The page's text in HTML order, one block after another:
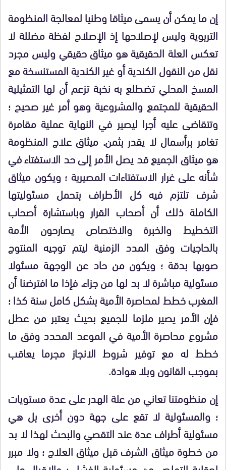
إن ما يمكن أن يسمى ميثاقا وطنيا لمعالجة المنظومة
التربوية وليس لإصلاحها إذ الإصلاح لفظة مضللة لا
تعكس العلة الحقيقية هو ميثاق حقيقي وليس مجرد
نقل من النقول الكندية أو غير الكندية المستنسخة مع
المسخ المحلي تضطلع به نخبة تزعم أن لها التمثيلية
الحقيقية للمجتمع والمشروعية وهو أمر غير صحيح ؛
وتتقاضى عليه أجرا ليصير في النهاية عملية مقامرة
تغامر برأسمال لا يقدر بثمن. ميثاق علاج المنظومة
هو ميثاق الجميع قد يصل الأمر إلى حد الاستفتاء في
شأنه على غرار الاستفتاءات المصيرية ؛ ويكون ميثاق
شرف تلتزم فيه كل الأطراف بتحمل مسئوليتها
الكاملة ذلك أن أصحاب القرار وباستشارة أصحاب
التخطيط والخبرة والاختصاص يصارحون الأمة
بالحاجيات وفق المدد الزمنية ليتم توجيه المنتوج
صوبها بدقة ؛ ويكون من حاد عن الوجهة مسئولا
مسئولية مباشرة لا بد لها من جزاء. فإذا ما افترضنا أن
المغرب خطط لمحاصرة الأمية بشكل كامل سنة كذا ؛
فإن الأمر يصير ملزما للجميع بحيث يعتبر من عطل
مشروع محاصرة الأمية في الموعد المحدد وفق ما
خطط له مع توفير شروط الانجاز مجرما يعاقب
بموجب القانون وبلا هوادة.
إن منظومتنا تعاني من علة الهدر على عدة مستويات
؛ والمسئولية لا تقع على جهة دون أخرى بل هي
مسئولية أطراف عدة عند التقصي والبحث لهذا لا بد
من خطوة ميثاق الشرف قبل ميثاق العلاج ؛ ولا مبرر